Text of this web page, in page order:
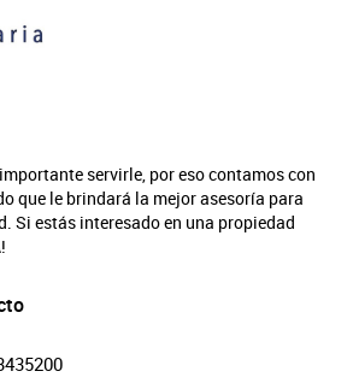
servirle, por eso contamos con
que le brindará la mejor asesoría para
Si estás interesado en una propiedad